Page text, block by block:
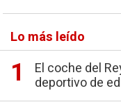
Lo más leído
El coche del
deportivo de